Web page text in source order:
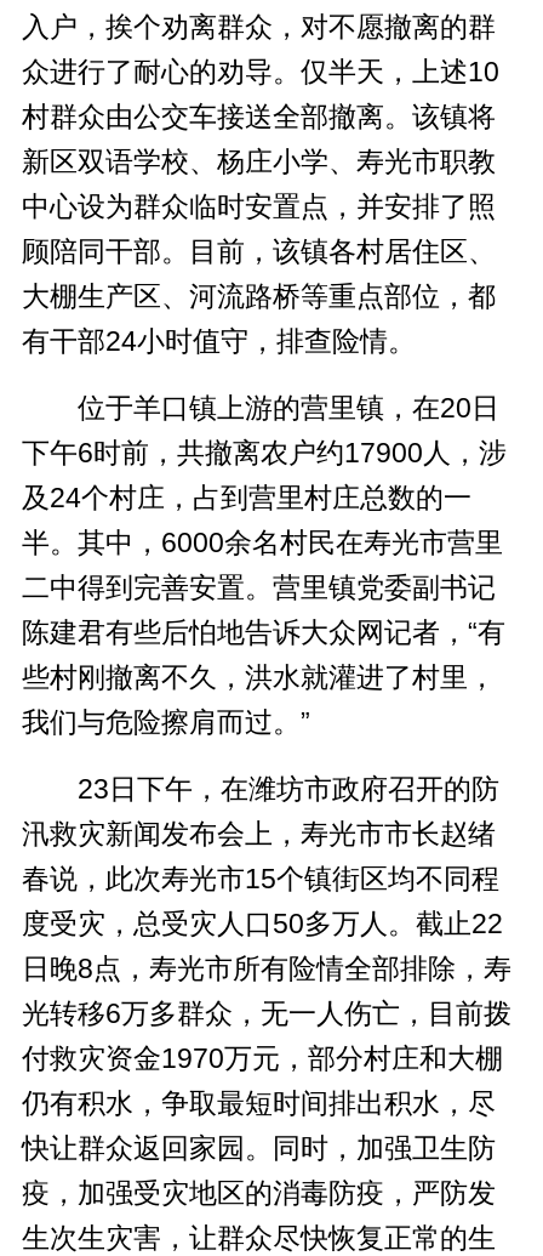
入户，挨个劝离群众，对不愿撤离的群
众进行了耐心的劝导。仅半天，上述10
村群众由公交车接送全部撤离。该镇将
新区双语学校、杨庄小学、寿光市职教
中心设为群众临时安置点，并安排了照
顾陪同干部。目前，该镇各村居住区、
大棚生产区、河流路桥等重点部位，都
有干部24小时值守，排查险情。
位于羊口镇上游的营里镇，在20日
下午6时前，共撤离农户约17900人，涉
及24个村庄，占到营里村庄总数的一
半。其中，6000余名村民在寿光市营里
二中得到完善安置。营里镇党委副书记
陈建君有些后怕地告诉大众网记者，“有
些村刚撤离不久，洪水就灌进了村里，
我们与危险擦肩而过。”
23日下午，在潍坊市政府召开的防
汛救灾新闻发布会上，寿光市市长赵绪
春说，此次寿光市15个镇街区均不同程
度受灾，总受灾人口50多万人。截止22
日晚8点，寿光市所有险情全部排除，寿
光转移6万多群众，无一人伤亡，目前拨
付救灾资金1970万元，部分村庄和大棚
仍有积水，争取最短时间排出积水，尽
快让群众返回家园。同时，加强卫生防
疫，加强受灾地区的消毒防疫，严防发
生次生灾害，让群众尽快恢复正常的生